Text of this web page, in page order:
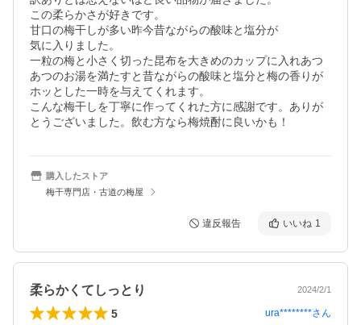
この柔らかさが好きです。
甘口の梅干しが多い昨今昔ながらの酸味と塩分が
気に入りました。
一粒の梅と小さく切った昆布を大きめのカップに入れあつ
あつのお湯を満たすと昔ながらの酸味と塩分と梅の香りが
ホッとした一時を与えてくれます。
こんな梅干しを丁寧に作ってくれた方に感謝です。ありが
とうございました。飲む方なら梅焼酎に良いかも！
購入したストア
梅干専門店・古道の梅屋
違反報告 いいね 1
柔らかくてしっとり 2024/2/1
5 ura********さん